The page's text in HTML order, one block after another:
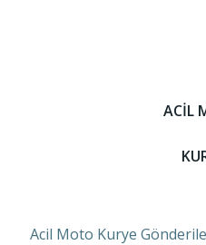
ACİL
Acil Moto Kurye